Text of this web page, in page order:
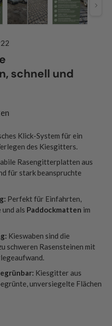
schnell und
Klick-System für ein
des Kiesgitters.
Rasengitterplatten aus
für stark beanspruchte
Perfekt für Einfahrten,
als Paddockmatten im
Kieswaben sind die
schweren Rasensteinen mit
Kiesgitter aus
unversiegelte Flächen